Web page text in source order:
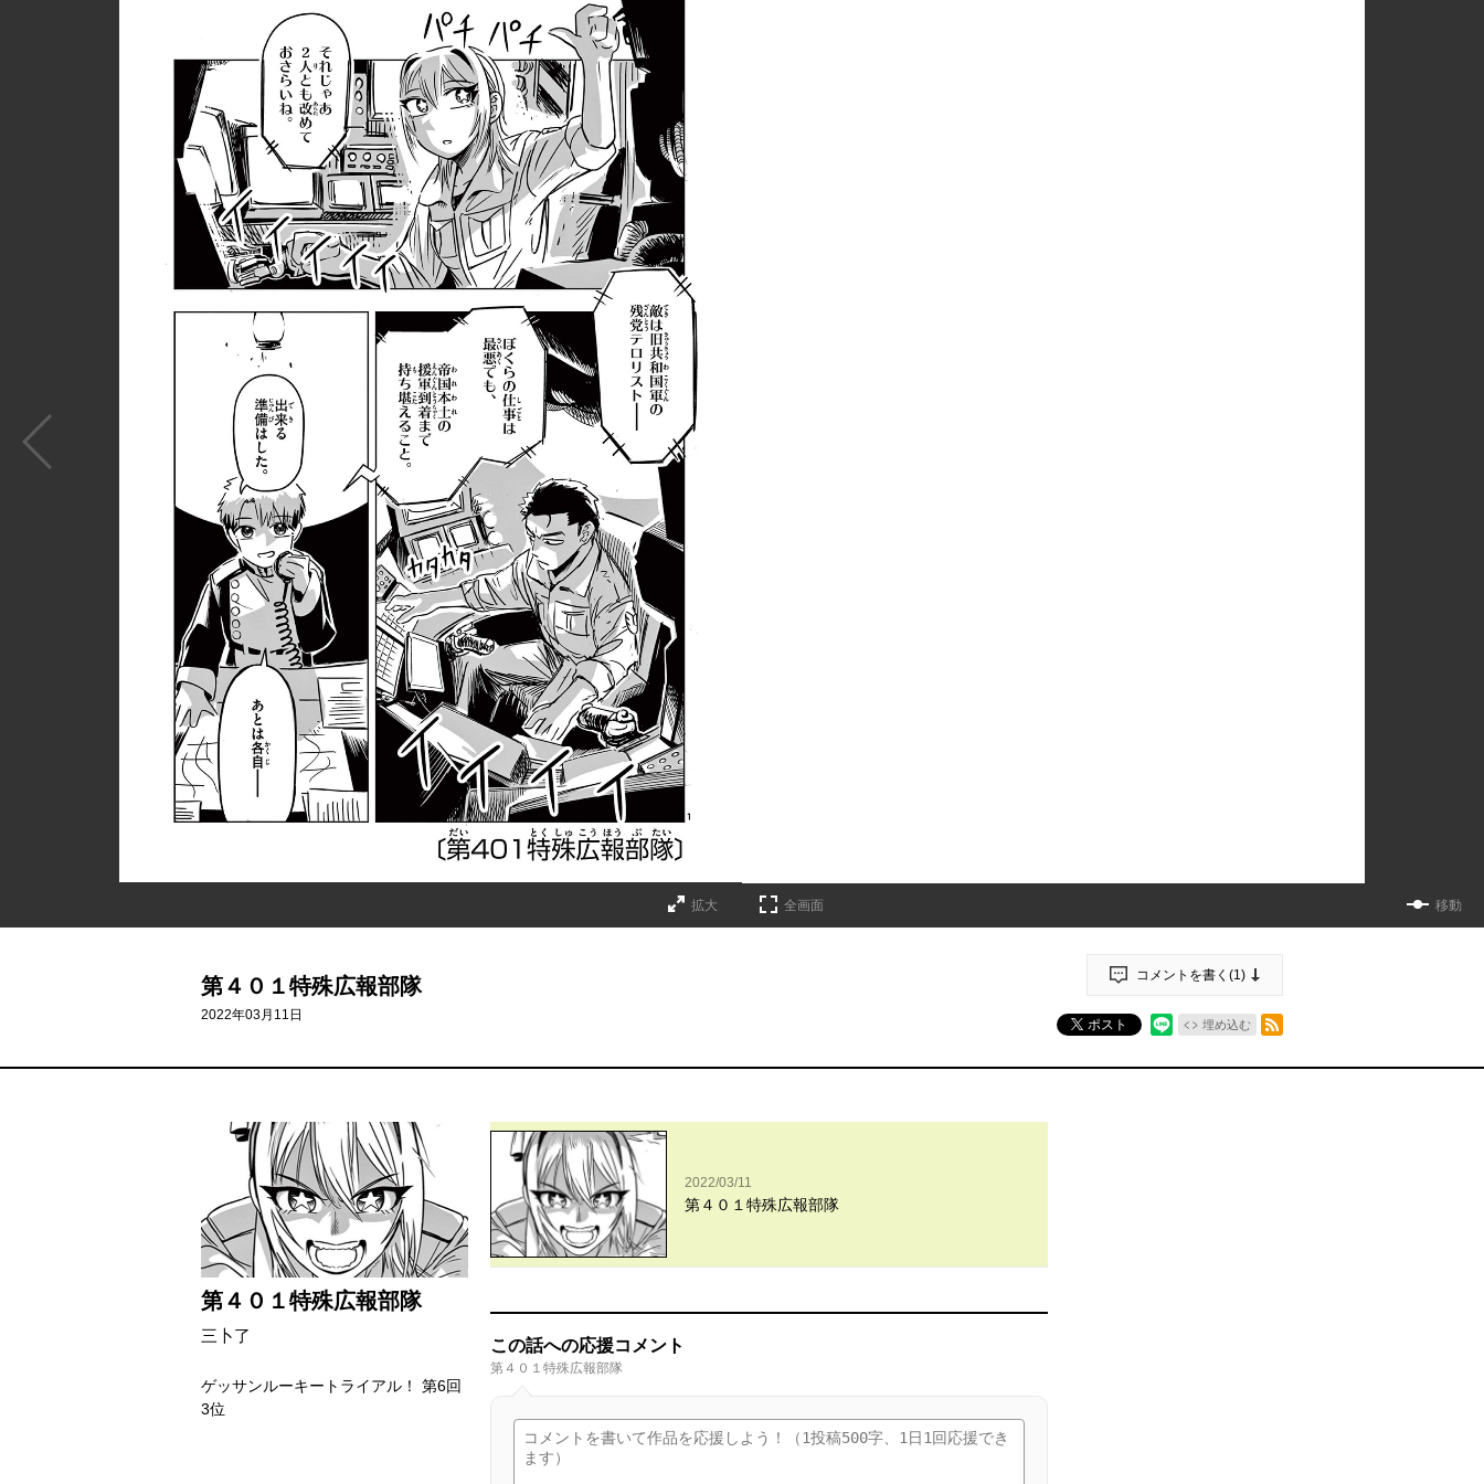
拡大 全画面 移動
第４０１特殊広報部隊
2022年03月11日
コメントを書く(1)
ポスト 埋め込む
第４０１特殊広報部隊
三卜了
ゲッサンルーキートライアル！ 第6回
3位
2022/03/11
第４０１特殊広報部隊
この話への応援コメント
第４０１特殊広報部隊